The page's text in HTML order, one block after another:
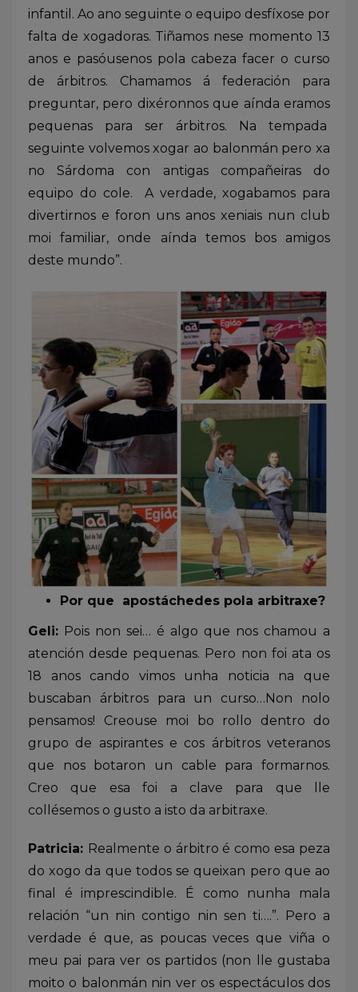
infantil. Ao ano seguinte o equipo desfíxose por
falta de xogadoras. Tiñamos nese momento 13
anos e pasóusenos pola cabeza facer o curso
de árbitros. Chamamos á federación para
preguntar, pero dixéronnos que aínda eramos
pequenas para ser árbitros. Na tempada
seguinte volvemos xogar ao balonmán pero xa
no Sárdoma con antigas compañeiras do
equipo do cole. A verdade, xogabamos para
divertirnos e foron uns anos xeniais nun club
moi familiar, onde aínda temos bos amigos
deste mundo”.
Por que apostáchedes pola arbitraxe?
Geli: Pois non sei… é algo que nos chamou a
atención desde pequenas. Pero non foi ata os
18 anos cando vimos unha noticia na que
buscaban árbitros para un curso…Non nolo
pensamos! Creouse moi bo rollo dentro do
grupo de aspirantes e cos árbitros veteranos
que nos botaron un cable para formarnos.
Creo que esa foi a clave para que lle
collésemos o gusto a isto da arbitraxe.
Patricia: Realmente o árbitro é como esa peza
do xogo da que todos se queixan pero que ao
final é imprescindible. É como nunha mala
relación “un nin contigo nin sen ti….”. Pero a
verdade é que, as poucas veces que viña o
meu pai para ver os partidos (non lle gustaba
moito o balonmán nin ver os espectáculos dos